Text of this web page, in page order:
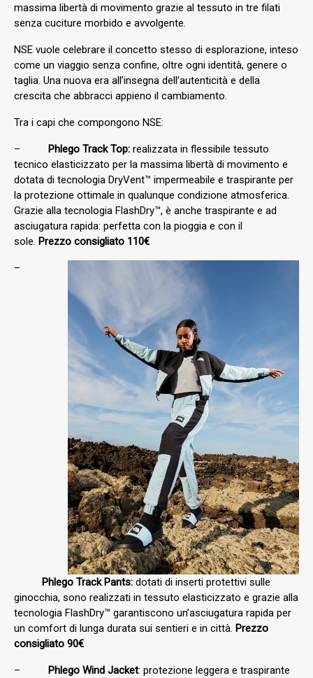
massima libertà di movimento grazie al tessuto in tre filati
senza cuciture morbido e avvolgente.
NSE vuole celebrare il concetto stesso di esplorazione, inteso
come un viaggio senza confine, oltre ogni identità, genere o
taglia. Una nuova era all’insegna dell’autenticità e della
crescita che abbracci appieno il cambiamento.
Tra i capi che compongono NSE:
– Phlego Track Top: realizzata in flessibile tessuto
tecnico elasticizzato per la massima libertà di movimento e
dotata di tecnologia DryVent™ impermeabile e traspirante per
la protezione ottimale in qualunque condizione atmosferica.
Grazie alla tecnologia FlashDry™, è anche traspirante e ad
asciugatura rapida: perfetta con la pioggia e con il
sole. Prezzo consigliato 110€
–
Phlego Track Pants: dotati di inserti protettivi sulle
ginocchia, sono realizzati in tessuto elasticizzato e grazie alla
tecnologia FlashDry™ garantiscono un’asciugatura rapida per
un comfort di lunga durata sui sentieri e in città. Prezzo
consigliato 90€
– Phlego Wind Jacket: protezione leggera e traspirante